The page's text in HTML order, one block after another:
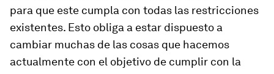
para que este cumpla con todas las restricciones
existentes. Esto obliga a estar dispuesto a
cambiar muchas de las cosas que hacemos
actualmente con el objetivo de cumplir con la